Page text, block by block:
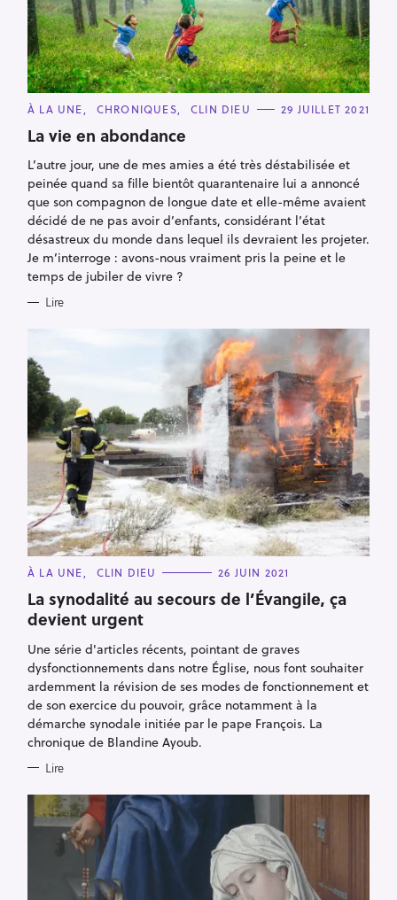
C
T
E
O
I
E
S
À LA UNE CHRONIQUES CLIN DIEU 29 JUILLET 2021
La vie en abondance
L’autre jour, une de mes amies a été très déstabilisée et
peinée quand sa fille bientôt quarantenaire lui a annoncé
que son compagnon de longue date et elle-même avaient
décidé de ne pas avoir d’enfants, considérant l’état
désastreux du monde dans lequel ils devraient les projeter.
Je m’interroge : avons-nous vraiment pris la peine et le
temps de jubiler de vivre ?
Lire
C
T
E
G
O
I
E
S
À LA UNE CLIN DIEU 26 JUIN 2021
La synodalité au secours de l’Évangile, ça
devient urgent
Une série d'articles récents, pointant de graves
dysfonctionnements dans notre Église, nous font souhaiter
ardemment la révision de ses modes de fonctionnement et
de son exercice du pouvoir, grâce notamment à la
démarche synodale initiée par le pape François. La
chronique de Blandine Ayoub.
Lire